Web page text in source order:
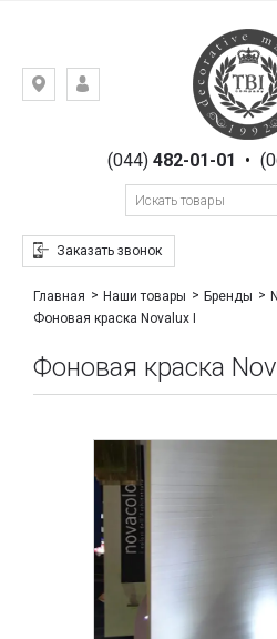
Киев,
Гоголевская,(044)482-01-01 •
Заказать звонок
Главная Наши товары Бренды
Фоновая краска Novalux I
Фоновая краска